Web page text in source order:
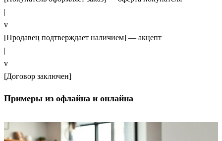
|
v
[Продавец подтверждает наличием] — акцепт
|
v
[Договор заключен]
Примеры из офлайна и онлайна